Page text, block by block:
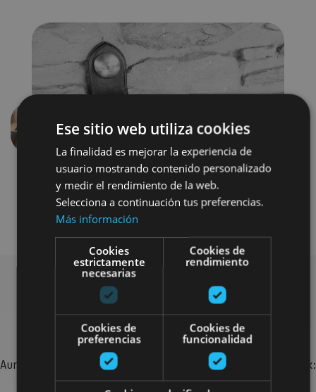
Aurrekoa
Bilatu plan gehiago
Aurkitu zure bidaia Nafarroan osatzeko planak eta iradokizunak:
jarduera antolatuak, bisitak eta agendaren ekitaldi
Ese sitio web utiliza cookies
La finalidad es mejorar la experiencia de
usuario mostrando contenido personalizado
y medir el rendimiento de la web.
Selecciona a continuación tus preferencias.
Más información
Cookies
estrictamente
necesarias
Cookies de
rendimiento
Cookies de
preferencias
Cookies de
funcionalidad